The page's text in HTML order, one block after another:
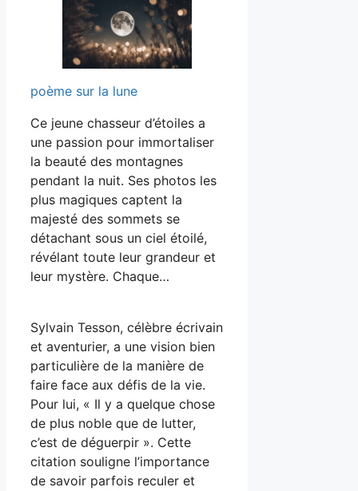
poème sur la lune
Ce jeune chasseur d’étoiles a
une passion pour immortaliser
la beauté des montagnes
pendant la nuit. Ses photos les
plus magiques captent la
majesté des sommets se
détachant sous un ciel étoilé,
révélant toute leur grandeur et
leur mystère. Chaque…
Sylvain Tesson, célèbre écrivain
et aventurier, a une vision bien
particulière de la manière de
faire face aux défis de la vie.
Pour lui, « Il y a quelque chose
de plus noble que de lutter,
c’est de déguerpir ». Cette
citation souligne l’importance
de savoir parfois reculer et